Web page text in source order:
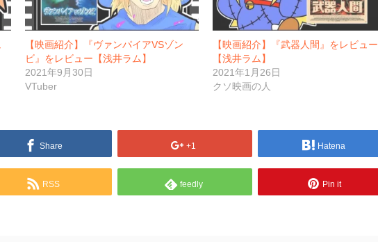
【映画紹介】『ヴァンパイアVSゾン
ビ』をレビュー【浅井ラム】
2021年9月30日
VTuber
【映画紹介】『武器人間』をレビュー
【浅井ラム】
2021年1月26日
クソ映画の人
Share +1 Hatena
RSS feedly Pin it